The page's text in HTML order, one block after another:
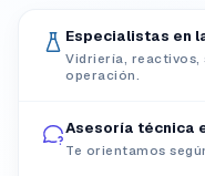
Especialistas en
Vidriería, reactivos,
operación.
Asesoría técnica
Te orientamos